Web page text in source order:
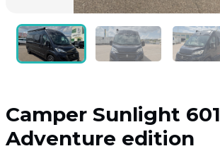
Camper Sunlight 601
Adventure edition